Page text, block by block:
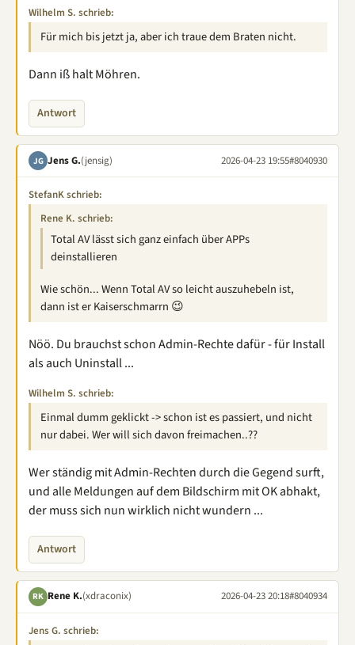
Wilhelm S. schrieb:
Für mich bis jetzt ja, aber ich traue dem Braten nicht.
Dann iß halt Möhren.
Antwort
JG Jens G.(jensig) 2026-04-23 19:55#8040930
StefanK schrieb:
Rene K. schrieb:
Total AV lässt sich ganz einfach über APPs
deinstallieren
Wie schön... Wenn Total AV so leicht auszuhebeln ist,
dann ist er Kaiserschmarrn 😉
Nöö. Du brauchst schon Admin-Rechte dafür - für Install
als auch Uninstall ...
Wilhelm S. schrieb:
Einmal dumm geklickt -> schon ist es passiert, und nicht
nur dabei. Wer will sich davon freimachen..??
Wer ständig mit Admin-Rechten durch die Gegend surft,
und alle Meldungen auf dem Bildschirm mit OK abhakt,
der muss sich nun wirklich nicht wundern ...
Antwort
RK Rene K.(xdraconix) 2026-04-23 20:18#8040934
Jens G. schrieb: